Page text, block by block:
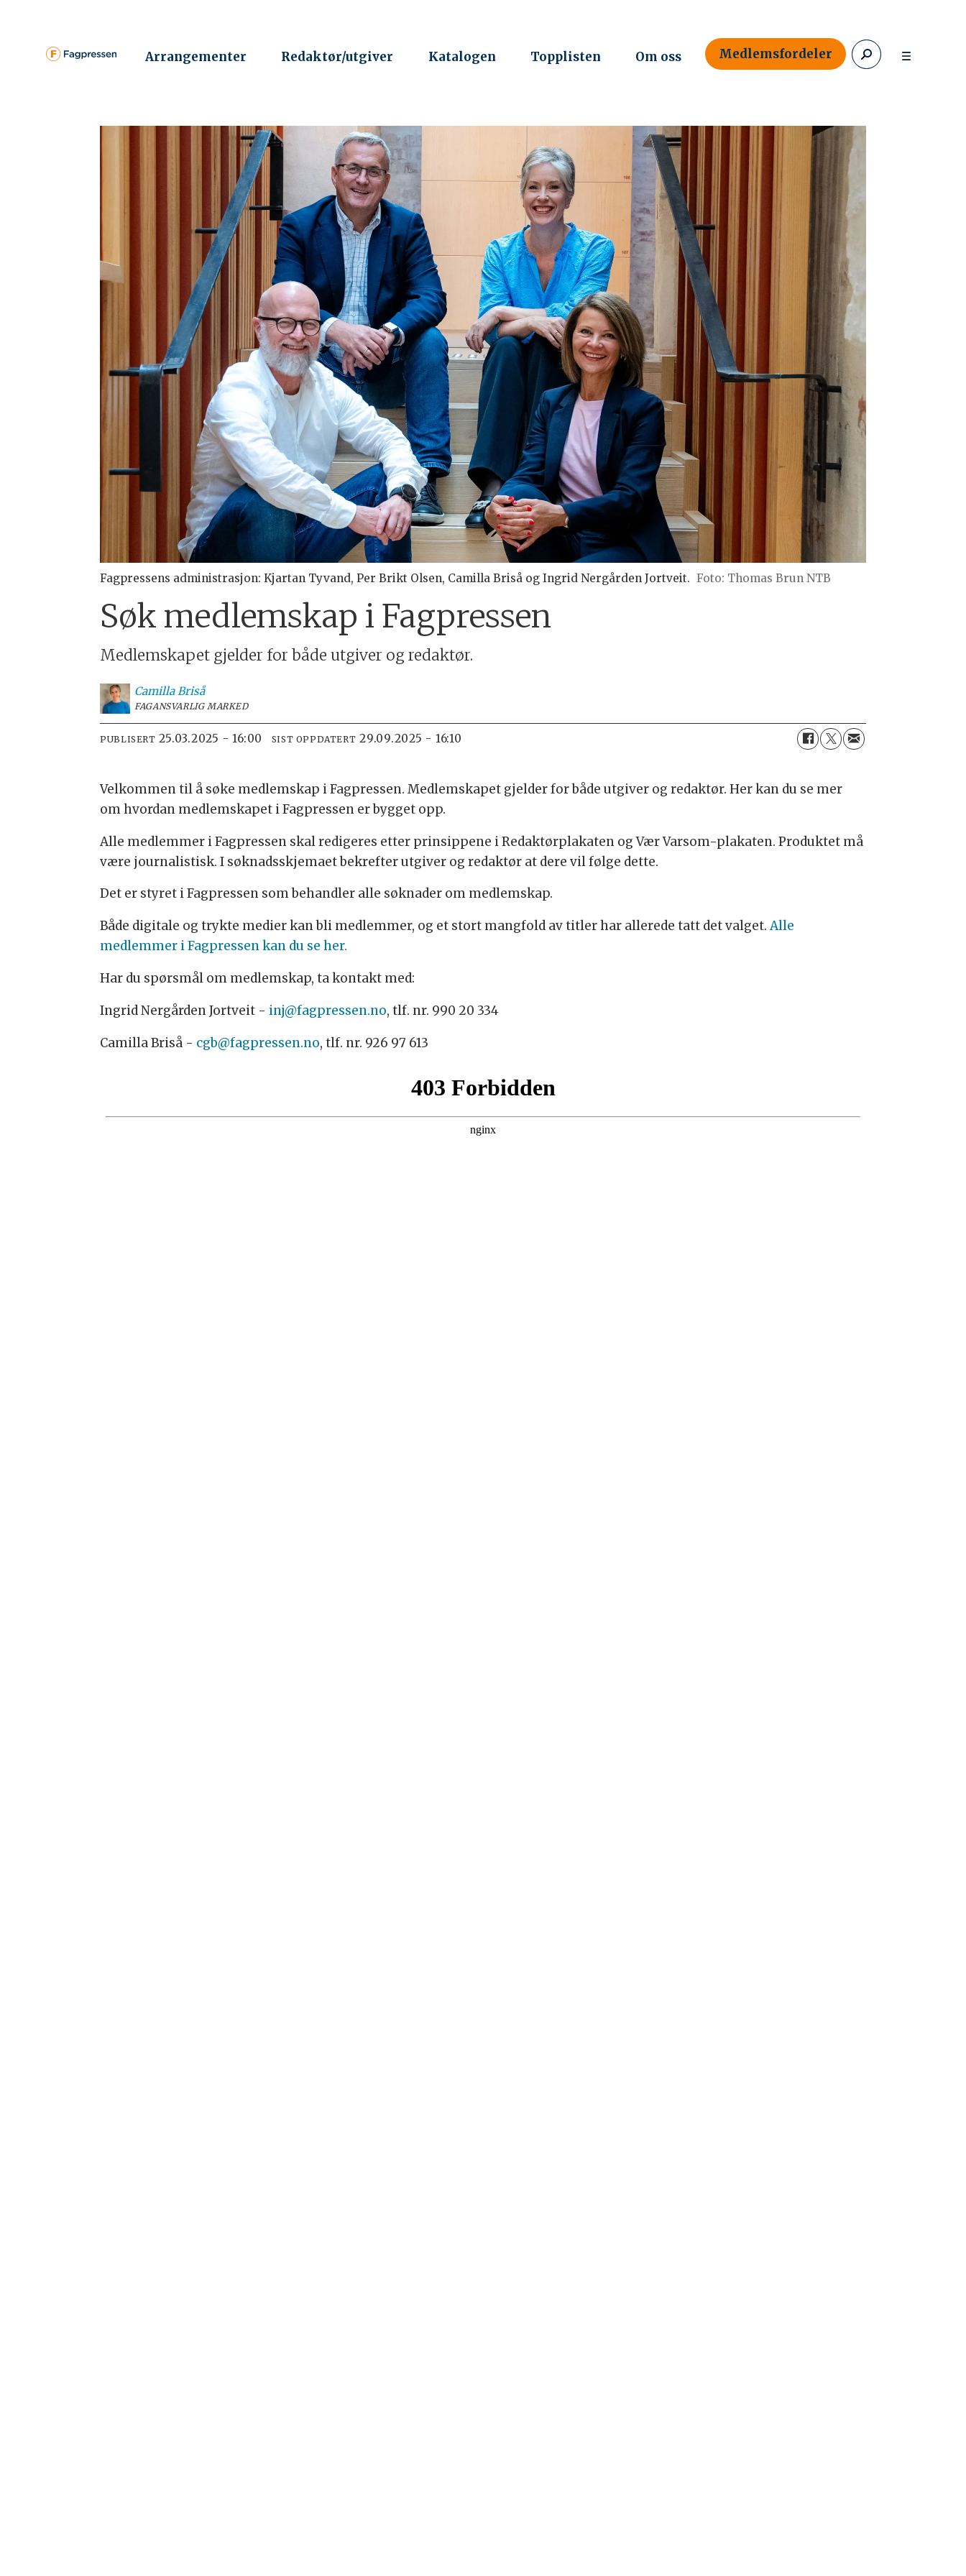
Arrangementer Redaktør/utgiver Katalogen Topplisten Om oss Medlemsfordeler
Fagpressens administrasjon: Kjartan Tyvand, Per Brikt Olsen, Camilla Briså og Ingrid Nergården Jortveit. Foto: Thomas Brun NTB
Søk medlemskap i Fagpressen
Medlemskapet gjelder for både utgiver og redaktør.
Camilla Briså
FAGANSVARLIG MARKED
PUBLISERT 25.03.2025 - 16:00 SIST OPPDATERT 29.09.2025 - 16:10
Velkommen til å søke medlemskap i Fagpressen. Medlemskapet gjelder for både utgiver og redaktør. Her kan du se mer
om hvordan medlemskapet i Fagpressen er bygget opp.
Alle medlemmer i Fagpressen skal redigeres etter prinsippene i Redaktørplakaten og Vær Varsom-plakaten. Produktet må
være journalistisk. I søknadsskjemaet bekrefter utgiver og redaktør at dere vil følge dette.
Det er styret i Fagpressen som behandler alle søknader om medlemskap.
Både digitale og trykte medier kan bli medlemmer, og et stort mangfold av titler har allerede tatt det valget.Alle
medlemmer i Fagpressen kan du se her.
Har du spørsmål om medlemskap, ta kontakt med:
Ingrid Nergården Jortveit - inj@fagpressen.no, tlf. nr. 990 20 334
Camilla Briså - cgb@fagpressen.no, tlf. nr. 926 97 613